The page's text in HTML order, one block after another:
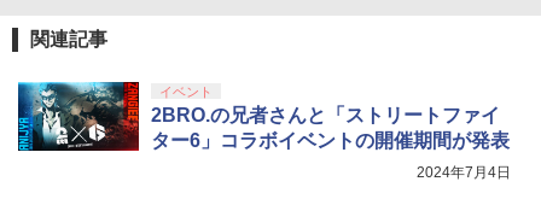
関連記事
イベント
2BRO.の兄者さんと「ストリートファイ
ター6」コラボイベントの開催期間が発表
2024年7月4日